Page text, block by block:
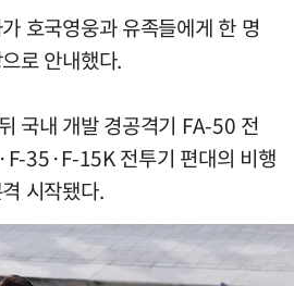
호국영웅과 유족들에게 한 명
로 안내했다.
국내 개발 경공격기 FA-50 전
35·F-15K 전투기 편대의 비행
시작됐다.